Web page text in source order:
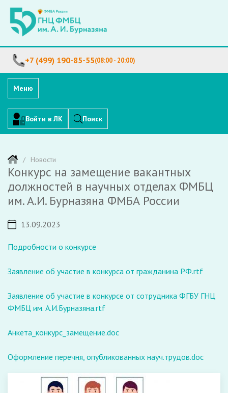
+7 (499) 190-85-55(08:00 - 20:00)
Меню
Войти в ЛК Поиск
Новости
Конкурс на замещение вакантных
должностей в научных отделах ФМБЦ
им. А.И. Бурназяна ФМБА России
13.09.2023
Подробности о конкурсе
Заявление об участие в конкурса от гражданина РФ.rtf
Заявление об участие в конкурсе от сотрудника ФГБУ ГНЦ
ФМБЦ им. А.И.Бурназяна.rtf
Анкета_конкурс_замещение.doc
Оформление перечня, опубликованных науч.трудов.doc